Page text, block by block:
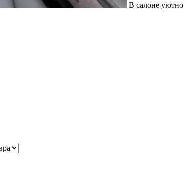
В салоне уютно